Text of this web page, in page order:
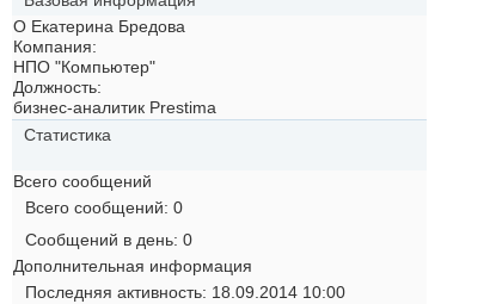
О Екатерина Бредова
Компания:
НПО "Компьютер"
Должность:
бизнес-аналитик Prestima
Статистика
Всего сообщений
Всего сообщений 0
Сообщений в день 0
Дополнительная информация
Последняя активность 18.09.2014 10:00